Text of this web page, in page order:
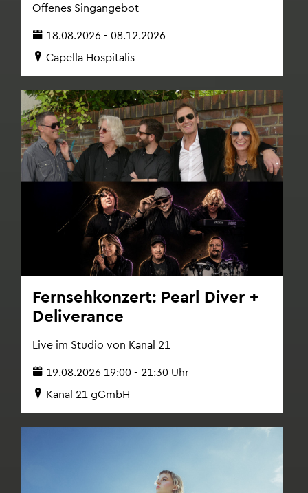
Of­fe­nes Sing­an­ge­bot
18.08.2026 - 08.12.2026
Ca­pel­la Hos­pi­ta­lis
Fern­seh­kon­zert: Pearl Diver +
De­li­ver­an­ce
Live im Stu­dio von Kanal 21
19.08.2026 19:00 - 21:30 Uhr
Kanal 21 gGmbH